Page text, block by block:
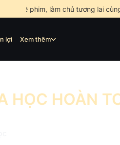
nghề phim, làm chủ tương lai
lợi Xem thêm
HỌC HOÀN